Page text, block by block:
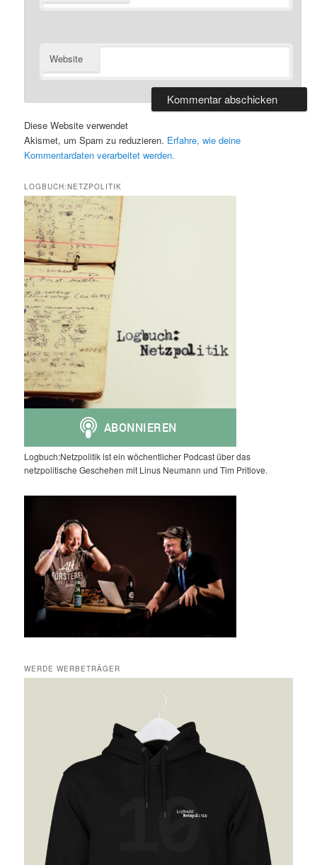
Website
Diese Website verwendet
Akismet, um Spam zu reduzieren. Erfahre, wie deine
Kommentardaten verarbeitet werden.
LOGBUCH:NETZPOLITIK
Logbuch:Netzpolitik ist ein wöchentlicher Podcast über das
netzpolitische Geschehen mit Linus Neumann und Tim Pritlove.
WERDE WERBETRÄGER